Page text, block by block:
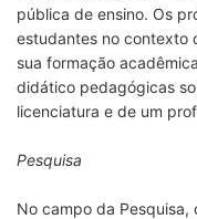
pública de ensino. Os
estudantes no contexto
sua formação
didático pedagógicas
licenciatura e de um
Pesquisa
No campo da Pesquisa,